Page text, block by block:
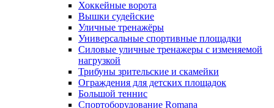
Хоккейные ворота
Вышки судейские
Уличные тренажёры
Универсальные спортивные площадки
Силовые уличные тренажеры с изменяемой
нагрузкой
Трибуны зрительские и скамейки
Ограждения для детских площадок
Большой теннис
Спортоборудование Romana